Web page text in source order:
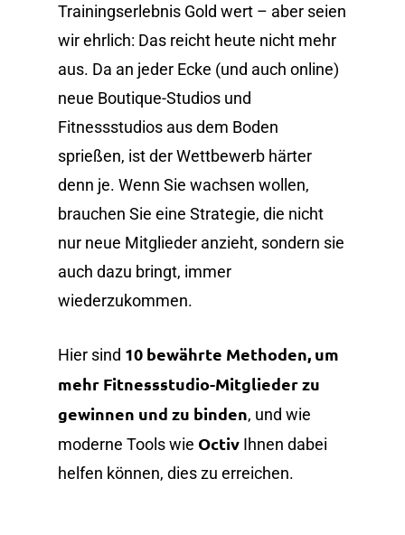
Trainingserlebnis Gold wert – aber seien
wir ehrlich: Das reicht heute nicht mehr
aus. Da an jeder Ecke (und auch online)
neue Boutique-Studios und
Fitnessstudios aus dem Boden
sprießen, ist der Wettbewerb härter
denn je. Wenn Sie wachsen wollen,
brauchen Sie eine Strategie, die nicht
nur neue Mitglieder anzieht, sondern sie
auch dazu bringt, immer
wiederzukommen.
Hier sind 10 bewährte Methoden, um
mehr Fitnessstudio-Mitglieder zu
gewinnen und zu binden, und wie
moderne Tools wie Octiv Ihnen dabei
helfen können, dies zu erreichen.